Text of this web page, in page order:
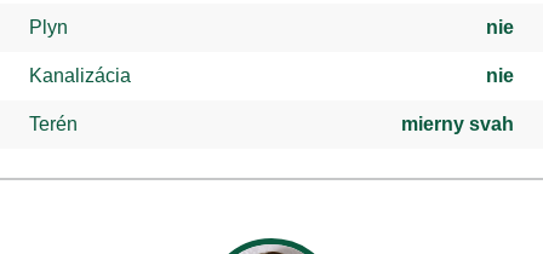
Plyn nie
Kanalizácia nie
Terén mierny svah